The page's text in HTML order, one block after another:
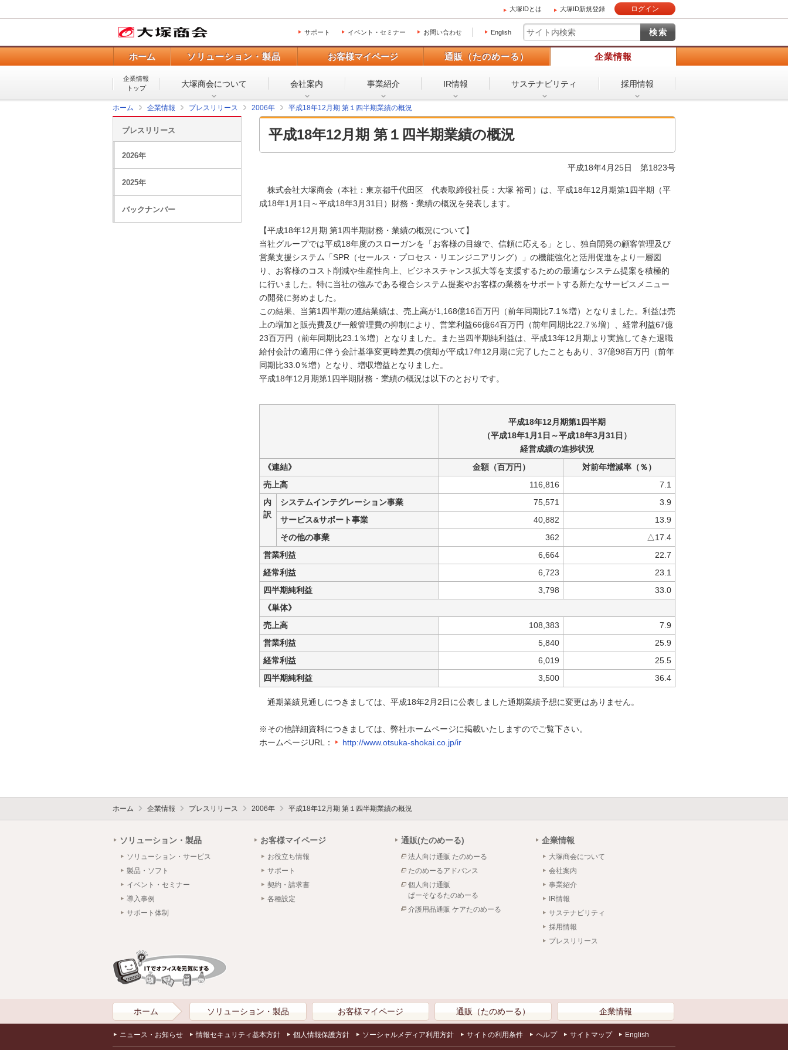
大塚IDとは 大塚ID新規登録 ログイン
サポート イベント・セミナー お問い合わせ English
ホーム ソリューション・製品 お客様マイページ 通販（たのめーる） 企業情報
企業情報
トップ
大塚商会について 会社案内 事業紹介 IR情報 サステナビリティ 採用情報
ホーム 企業情報 プレスリリース 2006年 平成18年12月期 第１四半期業績の概況
平成18年12月期 第１四半期業績の概況
平成18年4月25日 第1823号
株式会社大塚商会（本社：東京都千代田区 代表取締役社長：大塚 裕司）は、平成18年12月期第1四半期（平
成18年1月1日～平成18年3月31日）財務・業績の概況を発表します。
【平成18年12月期 第1四半期財務・業績の概況について】
当社グループでは平成18年度のスローガンを「お客様の目線で、信頼に応える」とし、独自開発の顧客管理及び
営業支援システム「SPR（セールス・プロセス・リエンジニアリング）」の機能強化と活用促進をより一層図
り、お客様のコスト削減や生産性向上、ビジネスチャンス拡大等を支援するための最適なシステム提案を積極的
に行いました。特に当社の強みである複合システム提案やお客様の業務をサポートする新たなサービスメニュー
の開発に努めました。
この結果、当第1四半期の連結業績は、売上高が1,168億16百万円（前年同期比7.1％増）となりました。利益は売
上の増加と販売費及び一般管理費の抑制により、営業利益66億64百万円（前年同期比22.7％増）、経常利益67億
23百万円（前年同期比23.1％増）となりました。また当四半期純利益は、平成13年12月期より実施してきた退職
給付会計の適用に伴う会計基準変更時差異の償却が平成17年12月期に完了したこともあり、37億98百万円（前年
同期比33.0％増）となり、増収増益となりました。
平成18年12月期第1四半期財務・業績の概況は以下のとおりです。
平成18年12月期第1四半期
（平成18年1月1日～平成18年3月31日）
経営成績の進捗状況
《連結》
金額（百万円）
対前年増減率（％）
売上高
116,816
7.1
内
訳
システムインテグレーション事業 75,571
3.9
サービス&サポート事業
40,882
13.9
その他の事業
362
△17.4
営業利益
6,664
22.7
経常利益
6,723
23.1
四半期純利益
3,798
33.0
《単体》
売上高
108,383
7.9
営業利益
5,840
25.9
経常利益
6,019
25.5
四半期純利益
3,500 36.4
通期業績見通しにつきましては、平成18年2月2日に公表しました通期業績予想に変更はありません。
※その他詳細資料につきましては、弊社ホームページに掲載いたしますのでご覧下さい。
ホームページURL：
http://www.otsuka-shokai.co.jp/ir
プレスリリース
2026年
2025年
バックナンバー
ホーム 企業情報 プレスリリース 2006年 平成18年12月期 第１四半期業績の概況
ソリューション・製品
ソリューション・サービス
製品・ソフト
イベント・セミナー
導入事例
サポート体制
お客様マイページ
お役立ち情報
サポート
契約・請求書
各種設定
通販(たのめーる)
法人向け通販 たのめーる
たのめーるアドバンス
個人向け通販
ぱーそなるたのめーる
介護用品通販 ケアたのめーる
企業情報
大塚商会について
会社案内
事業紹介
IR情報
サステナビリティ
採用情報
プレスリリース
ホーム ソリューション・製品 お客様マイページ 通販（たのめーる） 企業情報
ニュース・お知らせ 情報セキュリティ基本方針 個人情報保護方針 ソーシャルメディア利用方針 サイトの利用条件 ヘルプ サイトマップ English